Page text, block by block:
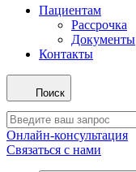
Пациентам
Рассрочка
Документы
Контакты
Поиск
Онлайн-консультация
Связаться с нами